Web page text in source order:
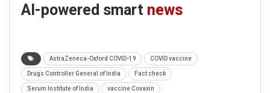
AI-powered smart news
AstraZeneca-Oxford COVID-19 COVID vaccine
Drugs Controller General of India Fact check
Serum Institute of India vaccine Covaxin